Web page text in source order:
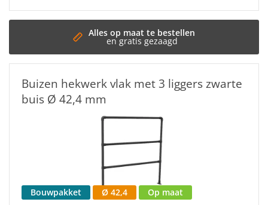
Buizen hekwerk vlak met 3 liggers zwarte
buis Ø 42,4 mm
Bouwpakket Ø 42,4 Op maat